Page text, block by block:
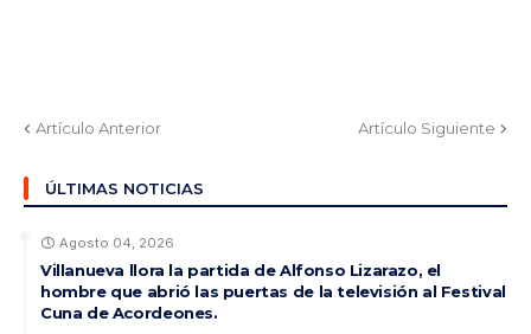
Artículo Anterior Artículo Siguiente
ÚLTIMAS NOTICIAS
Agosto 04, 2026
Villanueva llora la partida de Alfonso Lizarazo, el
hombre que abrió las puertas de la televisión al Festival
Cuna de Acordeones.